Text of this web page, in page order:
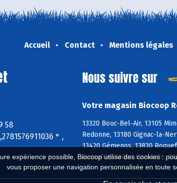
expérience possible, Biocoop utilise des cookies :
vous proposer une navigation personnalisée en toute
Accueil Contact Mentions légales
58
° ,
Nous suivre sur
Votre magasin Biocoop
13320 Bouc-Bel-Air, 13105
Redonne, 13180 Gignac-la-
13420 Gémenos, 13830
Marseille, 13006 Marseille,